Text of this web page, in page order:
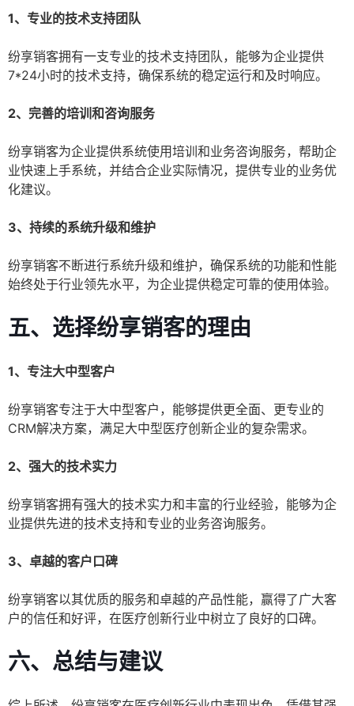
1、专业的技术支持团队
纷享销客拥有一支专业的技术支持团队，能够为企业提供
7*24小时的技术支持，确保系统的稳定运行和及时响应。
2、完善的培训和咨询服务
纷享销客为企业提供系统使用培训和业务咨询服务，帮助企
业快速上手系统，并结合企业实际情况，提供专业的业务优
化建议。
3、持续的系统升级和维护
纷享销客不断进行系统升级和维护，确保系统的功能和性能
始终处于行业领先水平，为企业提供稳定可靠的使用体验。
五、选择纷享销客的理由
1、专注大中型客户
纷享销客专注于大中型客户，能够提供更全面、更专业的
CRM解决方案，满足大中型医疗创新企业的复杂需求。
2、强大的技术实力
纷享销客拥有强大的技术实力和丰富的行业经验，能够为企
业提供先进的技术支持和专业的业务咨询服务。
3、卓越的客户口碑
纷享销客以其优质的服务和卓越的产品性能，赢得了广大客
户的信任和好评，在医疗创新行业中树立了良好的口碑。
六、总结与建议